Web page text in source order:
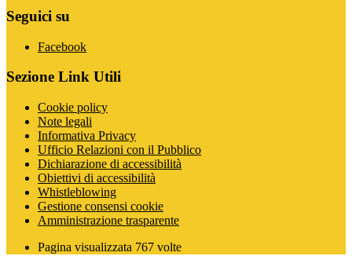
Seguici su
Facebook
Sezione Link Utili
Cookie policy
Note legali
Informativa Privacy
Ufficio Relazioni con il Pubblico
Dichiarazione di accessibilità
Obiettivi di accessibilità
Whistleblowing
Gestione consensi cookie
Amministrazione trasparente
Pagina visualizzata 767 volte